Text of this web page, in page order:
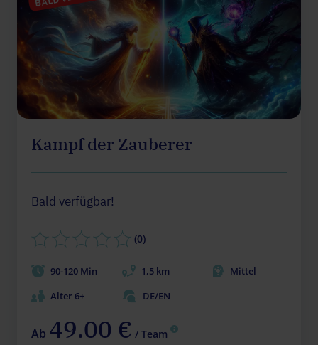
Kampf der Zauberer
Bald verfügbar!
(0)
90-120 Min 1,5 km
Mittel
Alter 6+
DE/EN
Ab 49.00 € / Team